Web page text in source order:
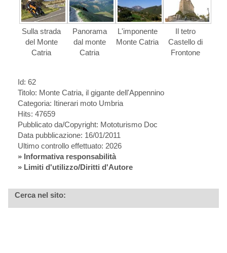
Sulla strada
del Monte
Catria
Panorama
dal monte
Catria
L'imponente
Monte Catria
Il tetro
Castello di
Frontone
Id: 62
Titolo: Monte Catria, il gigante dell'Appennino
Categoria: Itinerari moto Umbria
Hits: 47659
Pubblicato da/Copyright: Mototurismo Doc
Data pubblicazione: 16/01/2011
Ultimo controllo effettuato: 2026
» Informativa responsabilità
» Limiti d'utilizzo/Diritti d'Autore
Cerca nel sito: